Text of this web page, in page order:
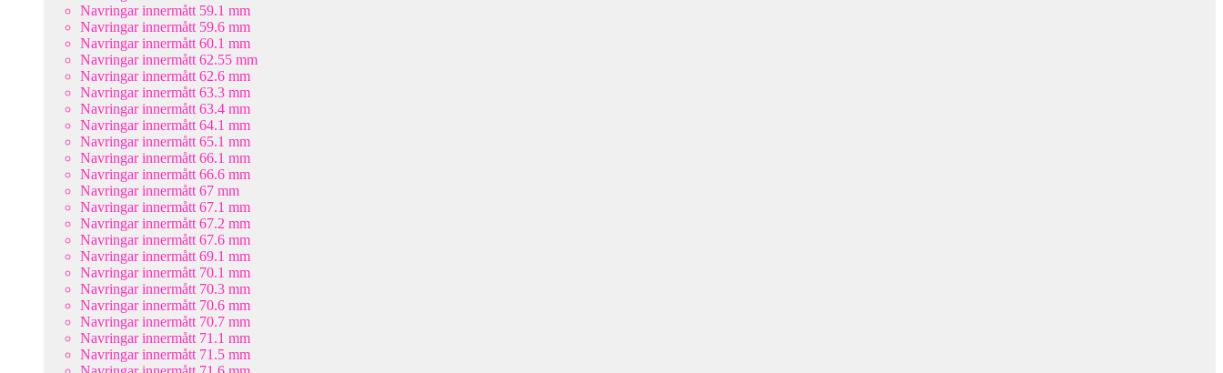
Navringar innermått 59.1 mm
Navringar innermått 59.6 mm
Navringar innermått 60.1 mm
Navringar innermått 62.55 mm
Navringar innermått 62.6 mm
Navringar innermått 63.3 mm
Navringar innermått 63.4 mm
Navringar innermått 64.1 mm
Navringar innermått 65.1 mm
Navringar innermått 66.1 mm
Navringar innermått 66.6 mm
Navringar innermått 67 mm
Navringar innermått 67.1 mm
Navringar innermått 67.2 mm
Navringar innermått 67.6 mm
Navringar innermått 69.1 mm
Navringar innermått 70.1 mm
Navringar innermått 70.3 mm
Navringar innermått 70.6 mm
Navringar innermått 70.7 mm
Navringar innermått 71.1 mm
Navringar innermått 71.5 mm